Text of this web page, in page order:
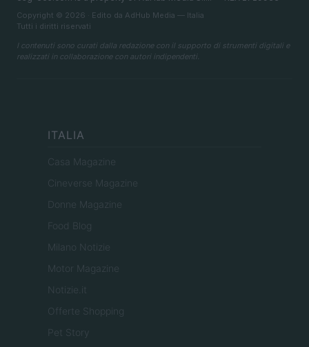
Copyright © 2026 · Edito da AdHub Media — Italia
Tutti i diritti riservati
I contenuti sono curati dalla redazione con il supporto di strumenti digitali e
realizzati in collaborazione con autori indipendenti.
ITALIA
Casa Magazine
Cineverse Magazine
Donne Magazine
Food Blog
Milano Notizie
Motor Magazine
Notizie.it
Offerte Shopping
Pet Story